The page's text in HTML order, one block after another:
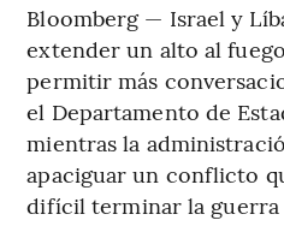
Bloomberg — Israel y
extender un alto al
permitir más
el Departamento de
mientras la
apaciguar un conflicto
difícil terminar la